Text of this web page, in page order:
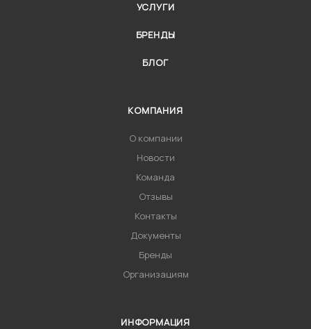
УСЛУГИ
БРЕНДЫ
БЛОГ
КОМПАНИЯ
О компании
Новости
Команда
Отзывы
Контакты
Документы
Бренды
Организациям
ИНФОРМАЦИЯ